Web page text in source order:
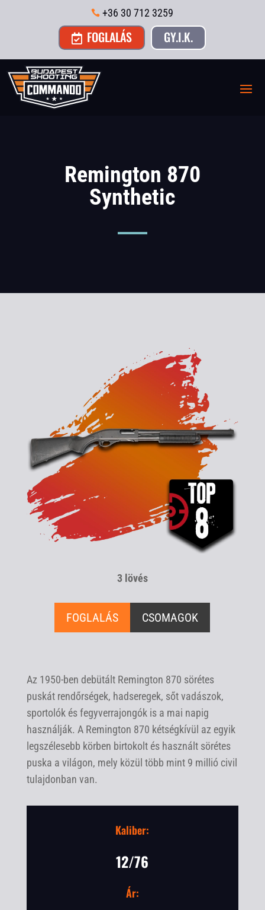
 +36 30 712 3259
 FOGLALÁS GY.I.K.
Remington 870
Synthetic
3 lövés
FOGLALÁS CSOMAGOK
Az 1950-ben debütált Remington 870 sörétes
puskát rendőrségek, hadseregek, sőt vadászok,
sportolók és fegyverrajongók is a mai napig
használják. A Remington 870 kétségkívül az egyik
legszélesebb körben birtokolt és használt sörétes
puska a világon, mely közül több mint 9 millió civil
tulajdonban van.
Kaliber:
12/76
Ár: